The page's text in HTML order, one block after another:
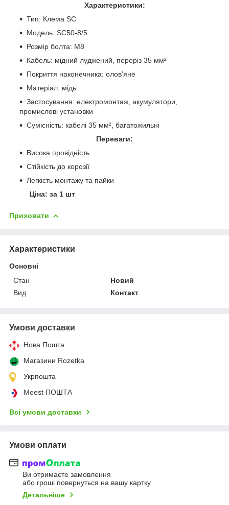
Характеристики:
Тип: Клема SC
Модель: SC50-8/5
Розмір болта: M8
Кабель: мідний луджений, переріз 35 мм²
Покриття наконечника: олов’яне
Матеріал: мідь
Застосування: електромонтаж, акумулятори,
промислові установки
Сумісність: кабелі 35 мм², багатожильні
Переваги:
Висока провідність
Стійкість до корозії
Легкість монтажу та пайки
Ціна: за 1 шт
Приховати
Характеристики
Основні
Стан
Новий
Вид
Контакт
Умови доставки
Нова Пошта
Магазини Rozetka
Укрпошта
Meest ПОШТА
Всі умови доставки
Умови оплати
Ви отримаєте замовлення
або гроші повернуться на вашу картку
Детальніше